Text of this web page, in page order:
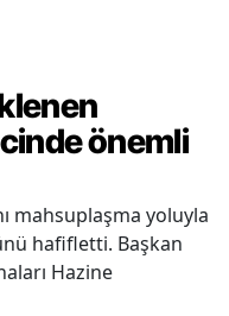
önemli
mahsuplaşma yoluyla
hafifletti. Başkan
Hazine